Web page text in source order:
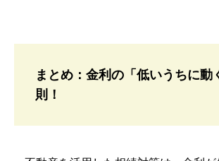
まとめ：金利の「低いうちに動
則！